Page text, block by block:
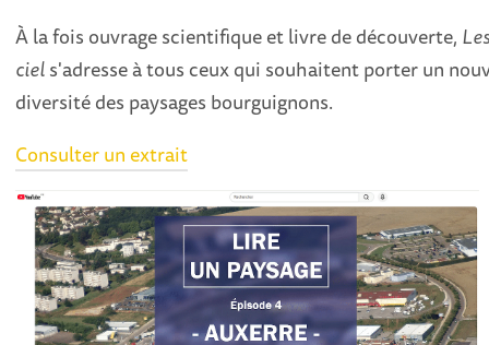
À la fois ouvrage scientifique et livre de découverte,
ciels'adresse à tous ceux qui souhaitent porter un
diversité des paysages bourguignons.
Consulter un extrait